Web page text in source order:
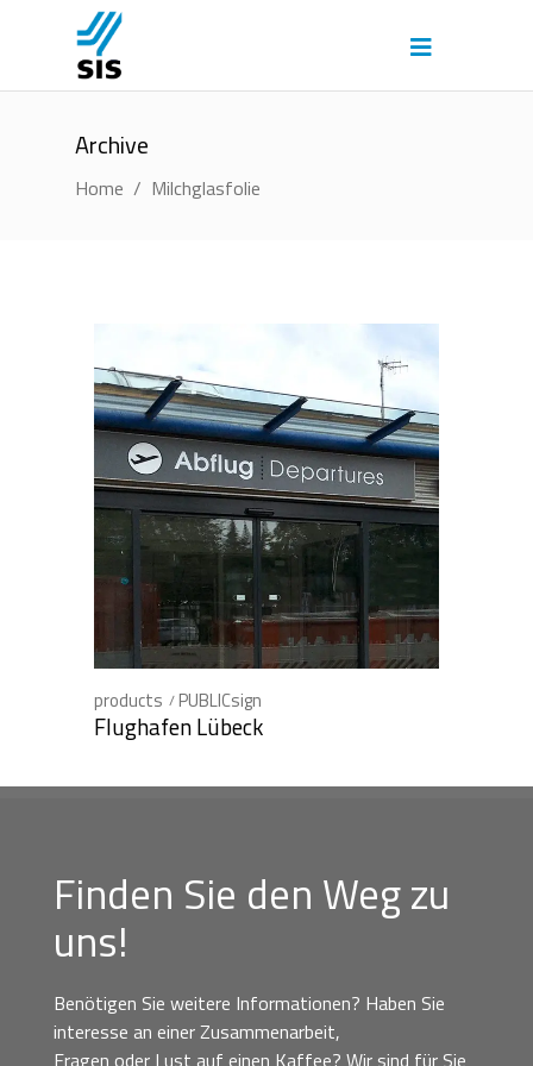
Archive
Home / Milchglasfolie
products PUBLICsign
Flughafen Lübeck
Finden Sie den Weg zu
uns!
Benötigen Sie weitere Informationen? Haben Sie
interesse an einer Zusammenarbeit,
Fragen oder Lust auf einen Kaffee? Wir sind für Sie